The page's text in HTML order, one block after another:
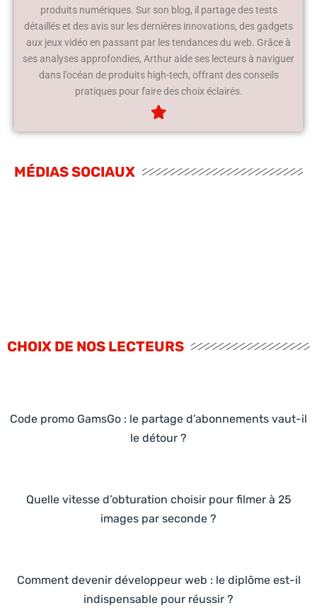
produits numériques. Sur son blog, il partage des tests
détaillés et des avis sur les dernières innovations, des gadgets
aux jeux vidéo en passant par les tendances du web. Grâce à
ses analyses approfondies, Arthur aide ses lecteurs à naviguer
dans l’océan de produits high-tech, offrant des conseils
pratiques pour faire des choix éclairés.
MÉDIAS SOCIAUX
CHOIX DE NOS LECTEURS
Code promo GamsGo : le partage d’abonnements vaut-il
le détour ?
Quelle vitesse d’obturation choisir pour filmer à 25
images par seconde ?
Comment devenir développeur web : le diplôme est-il
indispensable pour réussir ?